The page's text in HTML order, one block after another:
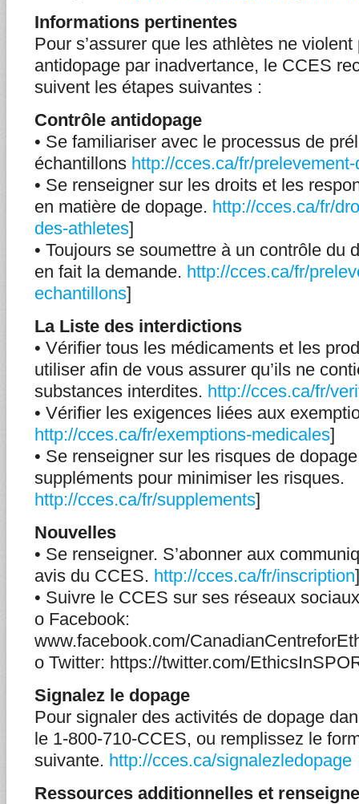
Informations pertinentes
Pour s’assurer que les athlètes ne
antidopage par inadvertance, le CCES
suivent les étapes suivantes :
Contrôle antidopage
• Se familiariser avec le processus de
échantillons http://cces.ca/fr/
• Se renseigner sur les droits et les
en matière de dopage. http://cces.ca/fr/
des-athletes]
• Toujours se soumettre à un contrôle du
en fait la demande. http://cces.ca/fr/
echantillons]
La Liste des interdictions
• Vérifier tous les médicaments et les
utiliser afin de vous assurer qu’ils ne
substances interdites. http://cces.ca/fr/
• Vérifier les exigences liées aux
http://cces.ca/fr/exemptions-medicales]
• Se renseigner sur les risques de
suppléments pour minimiser les risques.
http://cces.ca/fr/supplements]
Nouvelles
• Se renseigner. S’abonner aux
avis du CCES. http://cces.ca/fr/inscription]
• Suivre le CCES sur ses réseaux
o Facebook:
www.facebook.com/
o Twitter: https://twitter.com/
Signalez le dopage
Pour signaler des activités de dopage
le 1-800-710-CCES, ou remplissez le
suivante. http://cces.ca/signalezledopage
Ressources additionnelles et